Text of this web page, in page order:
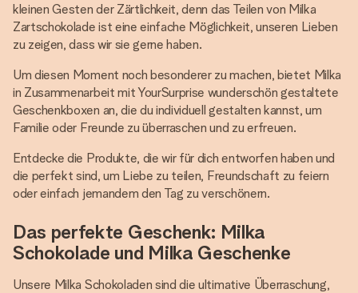
kleinen Gesten der Zärtlichkeit, denn das Teilen von Milka
Zartschokolade ist eine einfache Möglichkeit, unseren Lieben
zu zeigen, dass wir sie gerne haben.
Um diesen Moment noch besonderer zu machen, bietet Milka
in Zusammenarbeit mit YourSurprise wunderschön gestaltete
Geschenkboxen an, die du individuell gestalten kannst, um
Familie oder Freunde zu überraschen und zu erfreuen.
Entdecke die Produkte, die wir für dich entworfen haben und
die perfekt sind, um Liebe zu teilen, Freundschaft zu feiern
oder einfach jemandem den Tag zu verschönern.
Das perfekte Geschenk: Milka
Schokolade und Milka Geschenke
Unsere Milka Schokoladen sind die ultimative Überraschung,